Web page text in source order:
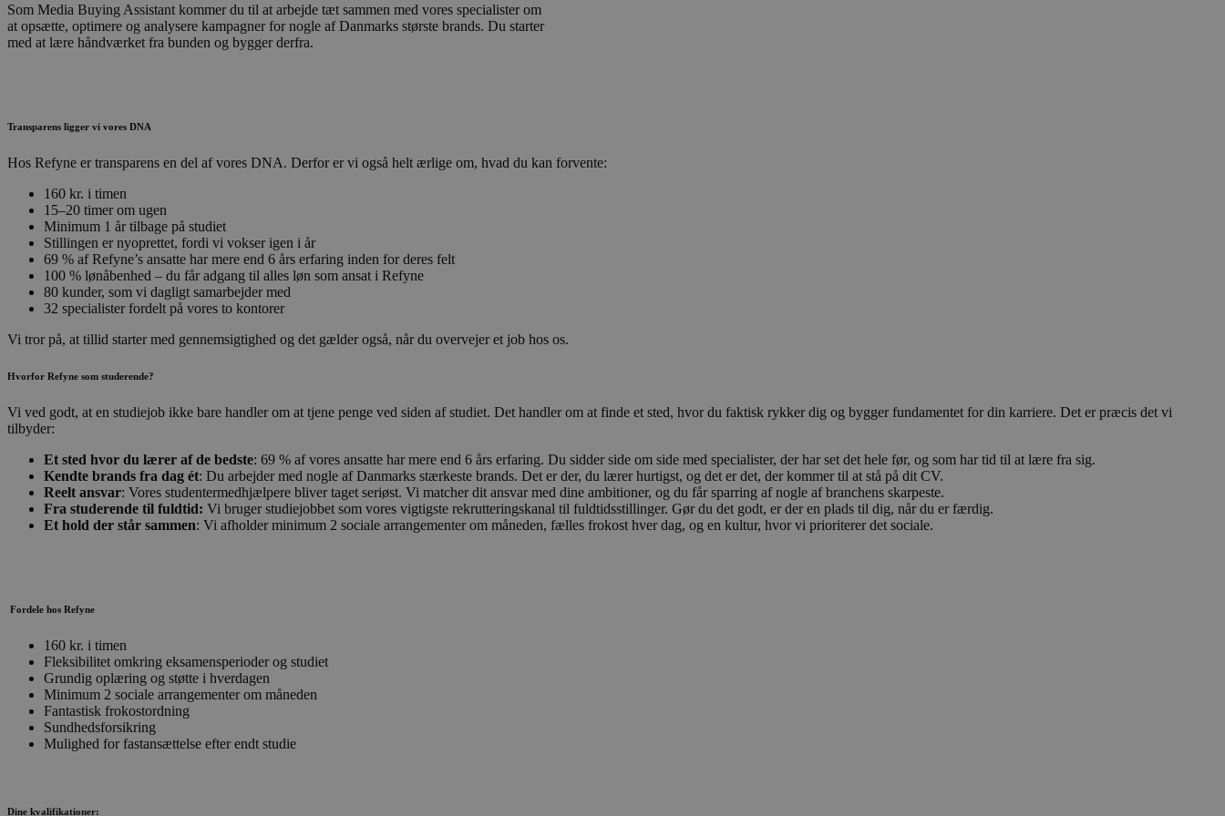
Som Media Buying Assistant kommer du til at arbejde tæt sammen med vores specialister om
at opsætte, optimere og analysere kampagner for nogle af Danmarks største brands. Du starter
med at lære håndværket fra bunden og bygger derfra.
Transparens ligger vi vores DNA
Hos Refyne er transparens en del af vores DNA. Derfor er vi også helt ærlige om, hvad du kan forvente:
160 kr. i timen
15–20 timer om ugen
Minimum 1 år tilbage på studiet
Stillingen er nyoprettet, fordi vi vokser igen i år
69 % af Refyne’s ansatte har mere end 6 års erfaring inden for deres felt
100 % lønåbenhed – du får adgang til alles løn som ansat i Refyne
80 kunder, som vi dagligt samarbejder med
32 specialister fordelt på vores to kontorer
Vi tror på, at tillid starter med gennemsigtighed og det gælder også, når du overvejer et job hos os.
Hvorfor Refyne som studerende?
Vi ved godt, at en studiejob ikke bare handler om at tjene penge ved siden af studiet. Det handler om at finde et sted, hvor du faktisk rykker dig og bygger fundamentet for din karriere. Det er præcis det vi
tilbyder:
Et sted hvor du lærer af de bedste: 69 % af vores ansatte har mere end 6 års erfaring. Du sidder side om side med specialister, der har set det hele før, og som har tid til at lære fra sig.
Kendte brands fra dag ét: Du arbejder med nogle af Danmarks stærkeste brands. Det er der, du lærer hurtigst, og det er det, der kommer til at stå på dit CV.
Reelt ansvar: Vores studentermedhjælpere bliver taget seriøst. Vi matcher dit ansvar med dine ambitioner, og du får sparring af nogle af branchens skarpeste.
Fra studerende til fuldtid: Vi bruger studiejobbet som vores vigtigste rekrutteringskanal til fuldtidsstillinger. Gør du det godt, er der en plads til dig, når du er færdig.
Et hold der står sammen: Vi afholder minimum 2 sociale arrangementer om måneden, fælles frokost hver dag, og en kultur, hvor vi prioriterer det sociale.
Fordele hos Refyne
160 kr. i timen
Fleksibilitet omkring eksamensperioder og studiet
Grundig oplæring og støtte i hverdagen
Minimum 2 sociale arrangementer om måneden
Fantastisk frokostordning
Sundhedsforsikring
Mulighed for fastansættelse efter endt studie
Dine kvalifikationer: